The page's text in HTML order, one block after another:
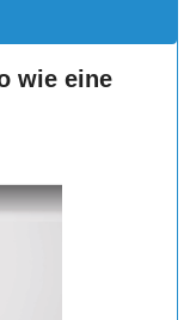
wie eine